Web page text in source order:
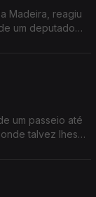
Madeira, reagiu
um deputado
um passeio até
talvez lhes